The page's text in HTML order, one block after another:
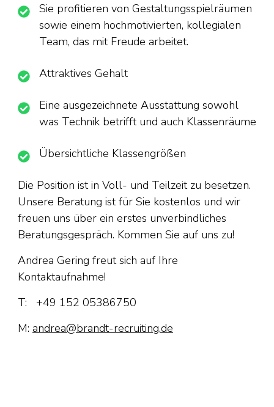
Sie profitieren von Gestaltungsspielräumen
sowie einem hochmotivierten, kollegialen
Team, das mit Freude arbeitet.
Attraktives Gehalt
Eine ausgezeichnete Ausstattung sowohl
was Technik betrifft und auch Klassenräume
Übersichtliche Klassengrößen
Die Position ist in Voll- und Teilzeit zu besetzen.
Unsere Beratung ist für Sie kostenlos und wir
freuen uns über ein erstes unverbindliches
Beratungsgespräch. Kommen Sie auf uns zu!
Andrea Gering freut sich auf Ihre
Kontaktaufnahme!
T: +49 152 05386750
M: andrea@brandt-recruiting.de